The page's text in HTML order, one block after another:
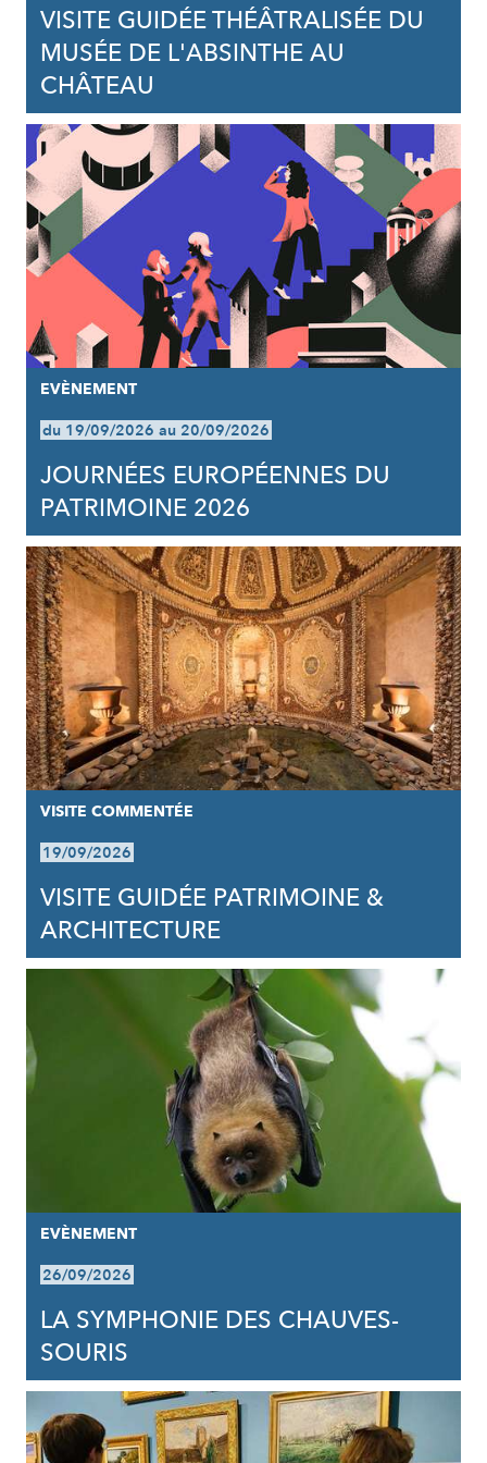
VISITE GUIDÉE THÉÂTRALISÉE DU
MUSÉE DE L'ABSINTHE AU
CHÂTEAU
EVÈNEMENT
du 19/09/2026 au 20/09/2026
JOURNÉES EUROPÉENNES DU
PATRIMOINE 2026
VISITE COMMENTÉE
19/09/2026
VISITE GUIDÉE PATRIMOINE &
ARCHITECTURE
EVÈNEMENT
26/09/2026
LA SYMPHONIE DES CHAUVES-
SOURIS